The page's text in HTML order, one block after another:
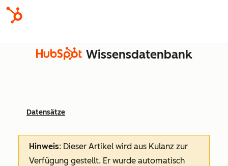
Wissensdatenbank
Datensätze
Hinweis: Dieser Artikel wird aus Kulanz zur
Verfügung gestellt. Er wurde automatisch